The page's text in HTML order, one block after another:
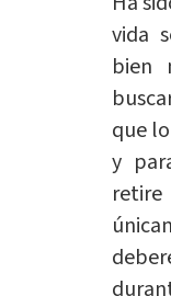
vida
bien
que
y